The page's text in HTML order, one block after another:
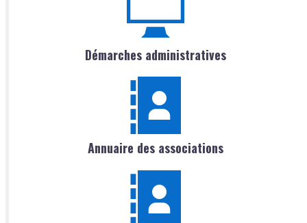
Démarches administratives
Annuaire des associations